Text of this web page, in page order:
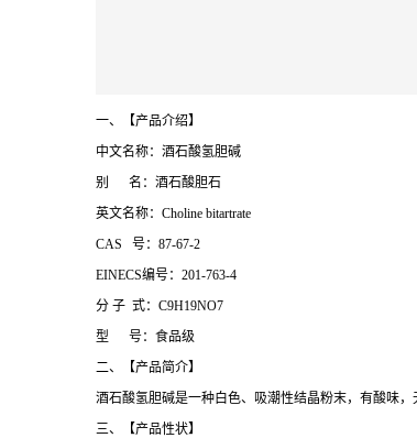
一、【产品介绍】
中文名称：酒石酸氢胆碱
别 名：酒石酸胆石
英文名称：Choline bitartrate
CAS 号：87-67-2
EINECS编号：201-763-4
分 子 式：C9H19NO7
型 号：食品级
二、【产品简介】
酒石酸氢胆碱是一种白色、吸潮性结晶粉末，有酸味
三、【产品性状】